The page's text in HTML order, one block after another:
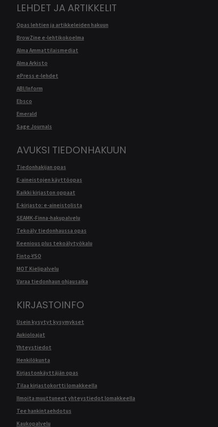
LEHDET JA ARTIKKELIT
Opas lehtien ja artikkeleiden hakuun
BrowZine e-lehtikokoelma
Alma Ammattilaismediat
Alma Arkisto
ePress e-lehdet
ABI/Inform
Ebsco
Emerald
Sage Journals
AVUKSI TIEDONHAKUUN
Tiedonhakijan opas
E-aineistojen käyttöopas
Kaikki kirjaston oppaat
E-kirjasto: e-aineistolista
SEAMK-Finna-hakupalvelu
Tekoäly tiedonhaussa opas
Keenious plus tekoälytyökalu
Finto-YSO
MOT Kielipalvelu
Varaa tiedonhaun ohjausaika
KIRJASTOINFO
Usein kysytyt kysymykset
Aukioloajat
Yhteystiedot
Henkilökunta
Kirjastonkäyttäjän opas
Tilaa kirjastokortti lomakkeella
Ilmoita muuttuneet yhteystiedot lomakkeella
Tee hankintaehdotus
Kaukopalvelu